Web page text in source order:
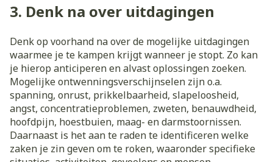
3. Denk na over uitdagingen
Denk op voorhand na over de mogelijke uitdagingen
waarmee je te kampen krijgt wanneer je stopt. Zo kan
je hierop anticiperen en alvast oplossingen zoeken.
Mogelijke ontwenningsverschijnselen zijn o.a.
spanning, onrust, prikkelbaarheid, slapeloosheid,
angst, concentratieproblemen, zweten, benauwdheid,
hoofdpijn, hoestbuien, maag- en darmstoornissen.
Daarnaast is het aan te raden te identificeren welke
zaken je zin geven om te roken, waaronder specifieke